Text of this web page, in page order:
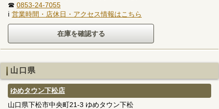
☎ 0853-24-7055
ℹ 営業時間・店休日・アクセス情報はこちら
山口県
ゆめタウン下松店
山口県下松市中央町21-3 ゆめタウン下松